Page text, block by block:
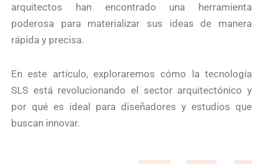
arquitectos han encontrado una herramienta
poderosa para materializar sus ideas de manera
rápida y precisa.
En este artículo, exploraremos cómo la tecnología
SLS está revolucionando el sector arquitectónico y
por qué es ideal para diseñadores y estudios que
buscan innovar.